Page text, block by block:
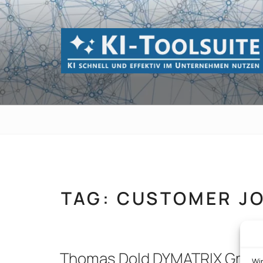
Zum
Inhalt
springen
KI-
KI schnell und effektiv im Unternehmen
TAG: CUSTOMER
Thomas Dold DYMATRIX